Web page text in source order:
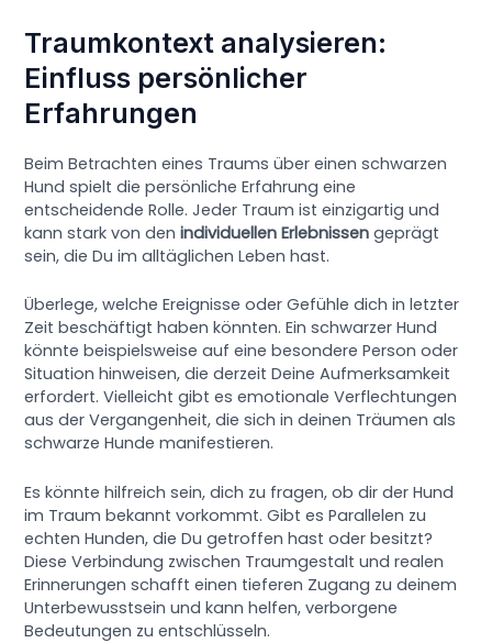
Traumkontext analysieren:
Einfluss persönlicher
Erfahrungen
Beim Betrachten eines Traums über einen schwarzen
Hund spielt die persönliche Erfahrung eine
entscheidende Rolle. Jeder Traum ist einzigartig und
kann stark von denindividuellen Erlebnissen geprägt
sein, die Du im alltäglichen Leben hast.
Überlege, welche Ereignisse oder Gefühle dich in letzter
Zeit beschäftigt haben könnten. Ein schwarzer Hund
könnte beispielsweise auf eine besondere Person oder
Situation hinweisen, die derzeit Deine Aufmerksamkeit
erfordert. Vielleicht gibt es emotionale Verflechtungen
aus der Vergangenheit, die sich in deinen Träumen als
schwarze Hunde manifestieren.
Es könnte hilfreich sein, dich zu fragen, ob dir der Hund
im Traum bekannt vorkommt. Gibt es Parallelen zu
echten Hunden, die Du getroffen hast oder besitzt?
Diese Verbindung zwischen Traumgestalt und realen
Erinnerungen schafft einen tieferen Zugang zu deinem
Unterbewusstsein und kann helfen, verborgene
Bedeutungen zu entschlüsseln.